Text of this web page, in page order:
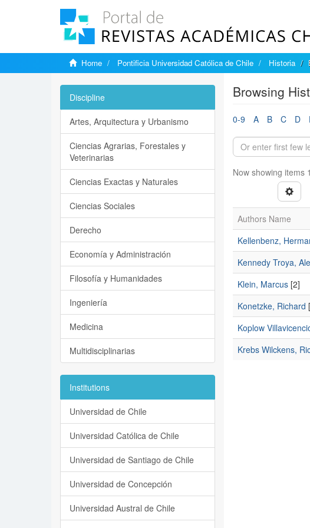
Home Pontificia Universidad Católica de Chile Historia
Browsing
0-9 A B C D
Now showing items
Authors Name
Kellenbenz,
Kennedy Troya,
Klein, Marcus[2]
Konetzke, Richard
Koplow
Krebs Wilckens,
Discipline
Artes, Arquitectura y Urbanismo
Ciencias Agrarias, Forestales y
Veterinarias
Ciencias Exactas y Naturales
Ciencias Sociales
Derecho
Economía y Administración
Filosofía y Humanidades
Ingeniería
Medicina
Multidisciplinarias
Institutions
Universidad de Chile
Universidad Católica de Chile
Universidad de Santiago de Chile
Universidad de Concepción
Universidad Austral de Chile